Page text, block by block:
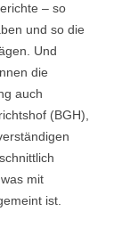
– so
und so die
Und
die
auch
(BGH),
mit
ist.